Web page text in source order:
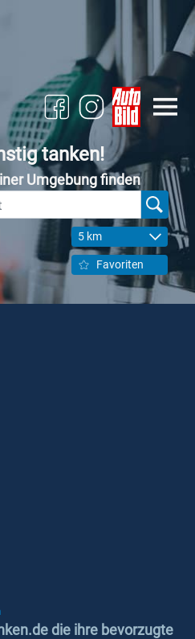
tanken!
Umgebung finden
5 km
Favoriten
die ihre bevorzugte